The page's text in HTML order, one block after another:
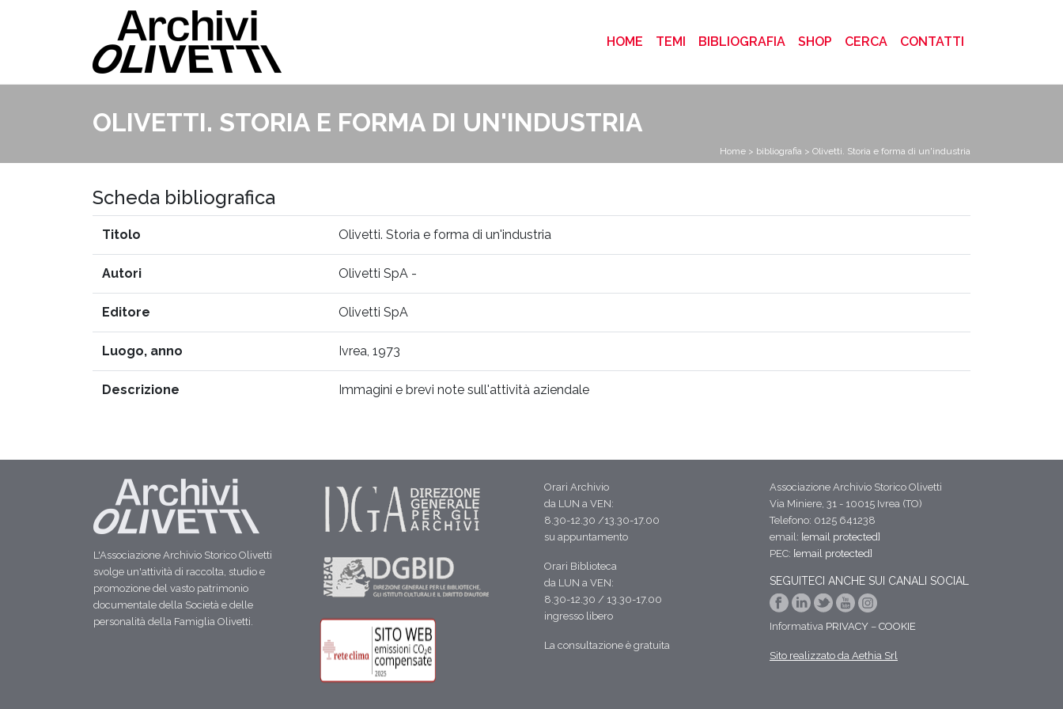
HOME (CURRENT)
TEMI BIBLIOGRAFIA SHOP CERCA CONTATTI
OLIVETTI. STORIA E FORMA DI UN'INDUSTRIA
Home > bibliografia > Olivetti. Storia e forma di un'industria
Scheda bibliografica
Titolo Olivetti. Storia e forma di un'industria
Autori Olivetti SpA -
Editore Olivetti SpA
Luogo, anno Ivrea, 1973
Descrizione Immagini e brevi note sull'attività aziendale
L'Associazione Archivio Storico Olivetti
svolge un'attività di raccolta, studio e
promozione del vasto patrimonio
documentale della Società e delle
personalità della Famiglia Olivetti.
Orari Archivio
da LUN a VEN:
8.30-12.30 /13.30-17.00
su appuntamento
Orari Biblioteca
da LUN a VEN:
8.30-12.30 / 13.30-17.00
ingresso libero
La consultazione è gratuita
Associazione Archivio Storico Olivetti
Via Miniere, 31 - 10015 Ivrea (TO)
Telefono: 0125 641238
email: [email protected]
PEC: [email protected]
SEGUITECI ANCHE SUI CANALI SOCIAL
Informativa PRIVACY – COOKIE
Sito realizzato da Aethia Srl